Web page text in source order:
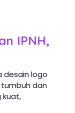
IPNH,
desain logo
dan
kuat,